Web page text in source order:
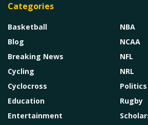
Categories
Basketball
Blog
Breaking News
Cycling
Cyclocross
Education
Entertainment
NBA
NCAA
NFL
NRL
Politics
Rugby